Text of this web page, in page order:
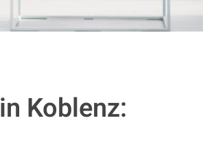
in Koblenz: